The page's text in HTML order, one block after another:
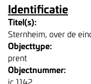
Identificatie
Titel(s):
Sternheim, over de
Objecttype:
prent
Objectnummer:
jc 1142